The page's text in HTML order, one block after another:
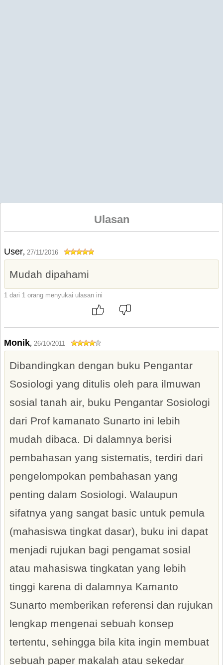
Ulasan
User, 27/11/2016
Mudah dipahami
1 dari 1 orang menyukai ulasan ini
Monik, 26/10/2011
Dibandingkan dengan buku Pengantar
Sosiologi yang ditulis oleh para ilmuwan
sosial tanah air, buku Pengantar Sosiologi
dari Prof kamanato Sunarto ini lebih
mudah dibaca. Di dalamnya berisi
pembahasan yang sistematis, terdiri dari
pengelompokan pembahasan yang
penting dalam Sosiologi. Walaupun
sifatnya yang sangat basic untuk pemula
(mahasiswa tingkat dasar), buku ini dapat
menjadi rujukan bagi pengamat sosial
atau mahasiswa tingkatan yang lebih
tinggi karena di dalamnya Kamanto
Sunarto memberikan referensi dan rujukan
lengkap mengenai sebuah konsep
tertentu, sehingga bila kita ingin membuat
sebuah paper makalah atau sekedar